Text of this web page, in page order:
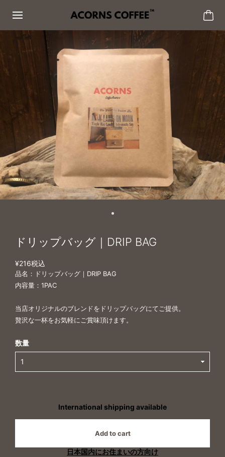
ドリップバッグ｜DRIP BAG
¥216税込
品名：ドリップバッグ｜DRIP BAG
内容量：1PAC
当店オリジナルのブレンドをドリップバッグにてご提供。
贅沢な一杯をお気軽にご賞味頂けます。
数量
International shipping available
Add to cart
日本国内にお住まいの方向け